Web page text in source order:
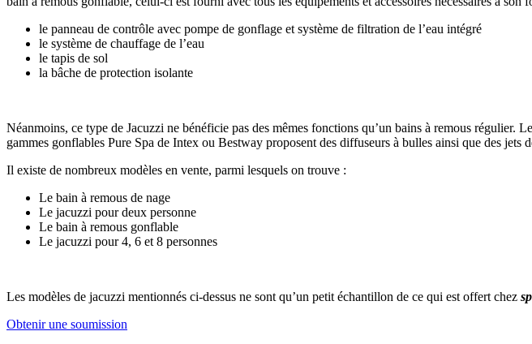
le panneau de contrôle avec pompe de gonflage et système de filtration de l’eau intégré
le système de chauffage de l’eau
le tapis de sol
la bâche de protection isolante
Néanmoins, ce type de Jacuzzi ne bénéficie pas des mêmes fonctions qu’un bains à remous régulier.
gammes gonflables Pure Spa de Intex ou Bestway proposent des diffuseurs à bulles ainsi que des jets
Il existe de nombreux modèles en vente, parmi lesquels on trouve :
Le bain à remous de nage
Le jacuzzi pour deux personne
Le bain à remous gonflable
Le jacuzzi pour 4, 6 et 8 personnes
Les modèles de jacuzzi mentionnés ci-dessus ne sont qu’un petit échantillon de ce qui est offert chez
Obtenir une soumission